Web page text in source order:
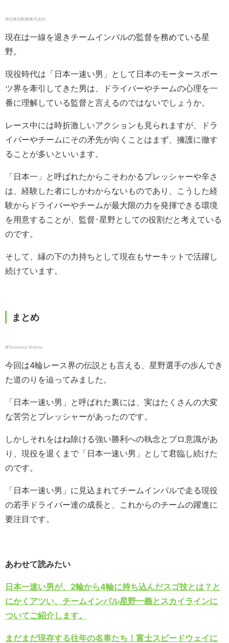
©︎日産自動車株式会社
現在は一線を退きチームインパルの監督を務めている星
野。
現役時代は「日本一速い男」として日本のモータースポー
ツ界を牽引してきた男は、ドライバーやチームの心理を一
番に理解している監督と言えるのではないでしょうか。
レース中には時折激しいアクションも見られますが、ドラ
イバーやチームにその矛先が向くことはまず、擁護に徹す
ることが多いといいます。
「日本一」と呼ばれたからこそわかるプレッシャーや辛さ
は、経験した者にしかわからないものであり、こうした経
験からドライバーやチームが最大限の力を発揮できる環境
を用意することが、監督･星野としての役割だと考えている
のです。
そして、縁の下の力持ちとして現在もサーキットで活躍し
続けています。
まとめ
©︎Tomohiro Yoshita
今回は4輪レース界の伝説とも言える、星野選手の歩んでき
た道のりを辿ってみました。
「日本一速い男」と呼ばれた裏には、実はたくさんの大変
な苦労とプレッシャーがあったのです。
しかしそれをはね除ける強い勝利への執念とプロ意識があ
り、現役を退くまで「日本一速い男」として君臨し続けた
のです。
「日本一速い男」に見込まれてチームインパルで走る現役
の若手ドライバー達の成長と、これからのチームの躍進に
要注目です。
あわせて読みたい
日本一速い男が、2輪から4輪に持ち込んだスゴ技とは？と
にかくアツい、チームインパル星野一義とスカイラインに
ついてご紹介します。
まだまだ現存する往年の名車たち！富士スピードウェイに